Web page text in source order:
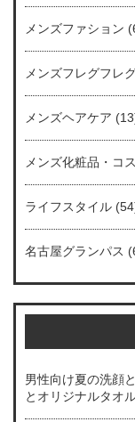
メンズファション
メンズフレグフレ
メンズヘアケア
メンズ化粧品・コ
ライフスタイル
名古屋グランパス
男性向け夏の洗顔
とオリジナルタオ